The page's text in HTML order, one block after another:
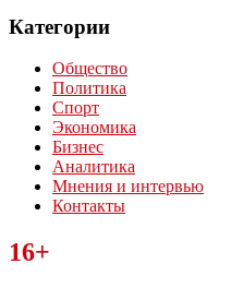
Категории
Общество
Политика
Спорт
Экономика
Бизнес
Аналитика
Мнения и интервью
Контакты
Читайте последние новости
“ЗаНовомосковск”
16+